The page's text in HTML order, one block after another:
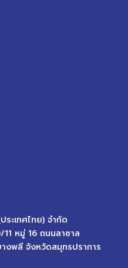
ระเทศไทย) จำกัด
หมู่ 16 ถนนลาซาล
งพลี จังหวัดสมุทรปราการ